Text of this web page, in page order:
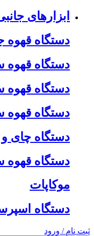
ابزارهای
دستگاه
دستگاه
دستگاه قهوه
دستگاه قهوه
دستگاه چای
دستگاه قهوه
موکاپات
دستگاه
ثبت نام / ورود